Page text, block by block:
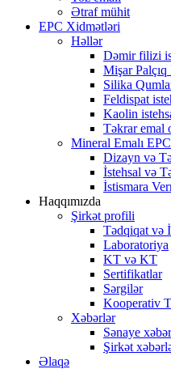
Ətraf mühit
EPC Xidmətləri
Həllər
Dəmir filizi
Mişar
Silika
Feldispat
Kaolin
Təkrar emal
Mineral Emalı EPC
Dizayn və
İstehsal və
İstismara
Haqqımızda
Şirkət profili
Tədqiqat və
Laboratoriya
KT və KT
Sertifikatlar
Sərgilər
Kooperativ
Xəbərlər
Sənaye
Şirkət
Əlaqə